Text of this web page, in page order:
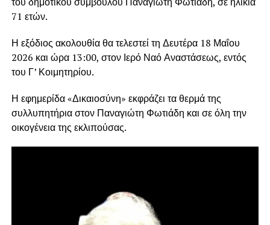
71 ετών.
Η εξόδιος ακολουθία θα τελεστεί τη Δευτέρα 18 Μαΐου
2026 και ώρα 13:00, στον Ιερό Ναό Αναστάσεως, εντός
του Γ’ Κοιμητηρίου.
Η εφημερίδα «Δικαιοσύνη» εκφράζει τα θερμά της
συλλυπητήρια στον Παναγιώτη Φωτιάδη και σε όλη την
οικογένεια της εκλιπούσας.